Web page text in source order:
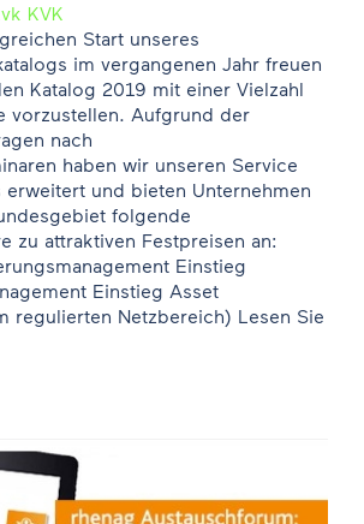
KVK
Start unseres
im vergangenen Jahr freuen
Katalog 2019 mit einer Vielzahl
vorzustellen. Aufgrund der
nach
haben wir unseren Service
erweitert und bieten Unternehmen
folgende
zu attraktiven Festpreisen an:
Einstieg
Einstieg Asset
regulierten Netzbereich) Lesen Sie